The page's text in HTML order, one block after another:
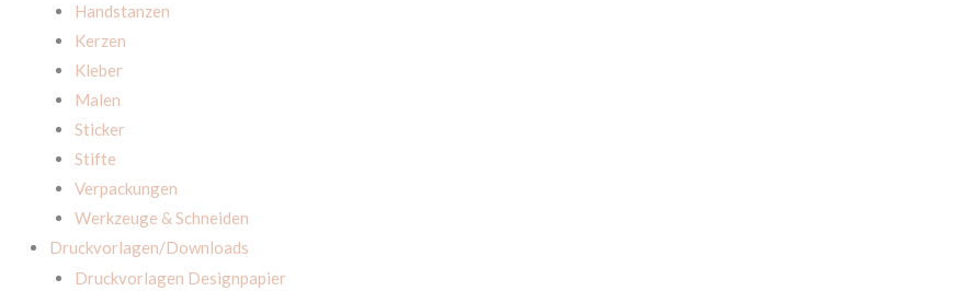
Handstanzen
Kerzen
Kleber
Malen
Sticker
Stifte
Verpackungen
Werkzeuge & Schneiden
Druckvorlagen/Downloads
Druckvorlagen Designpapier